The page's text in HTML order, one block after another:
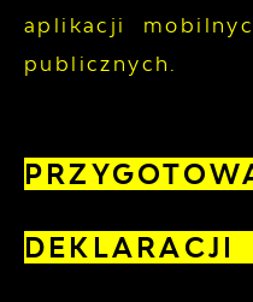
aplikacji
publicznych.
DEKLARACJI